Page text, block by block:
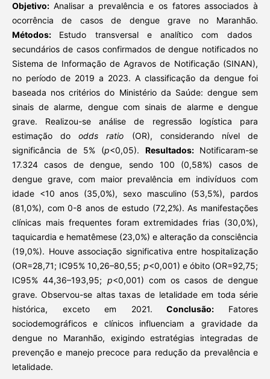
Objetivo: Analisar a prevalência e os fatores associados à
ocorrência de casos de dengue grave no Maranhão.
Métodos: Estudo transversal e analítico com dados
secundários de casos confirmados de dengue notificados no
Sistema de Informação de Agravos de Notificação (SINAN),
no período de 2019 a 2023. A classificação da dengue foi
baseada nos critérios do Ministério da Saúde: dengue sem
sinais de alarme, dengue com sinais de alarme e dengue
grave. Realizou-se análise de regressão logística para
estimação doodds ratio (OR), considerando nível de
significância de 5% (p<0,05).Resultados: Notificaram-se
17.324 casos de dengue, sendo 100 (0,58%) casos de
dengue grave, com maior prevalência em indivíduos com
idade <10 anos (35,0%), sexo masculino (53,5%), pardos
(81,0%), com 0-8 anos de estudo (72,2%). As manifestações
clínicas mais frequentes foram extremidades frias (30,0%),
taquicardia e hematêmese (23,0%) e alteração da consciência
(19,0%). Houve associação significativa entre hospitalização
(OR=28,71; IC95% 10,26–80,55; p<0,001) e óbito (OR=92,75;
IC95% 44,36–193,95; p<0,001) com os casos de dengue
grave. Observou-se altas taxas de letalidade em toda série
histórica, exceto em 2021. Conclusão: Fatores
sociodemográficos e clínicos influenciam a gravidade da
dengue no Maranhão, exigindo estratégias integradas de
prevenção e manejo precoce para redução da prevalência e
letalidade.